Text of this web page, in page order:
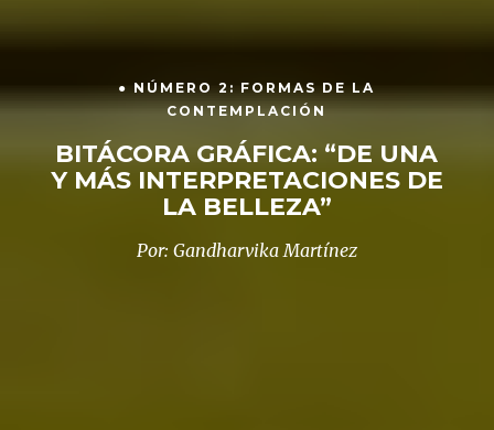
● NÚMERO 2: FORMAS DE LA
CONTEMPLACIÓN
BITÁCORA GRÁFICA: “DE UNA
Y MÁS INTERPRETACIONES DE
LA BELLEZA”
Por: Gandharvika Martínez